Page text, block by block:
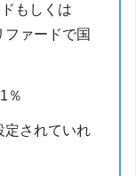
もしくは
ァードで国
％
定されていれ